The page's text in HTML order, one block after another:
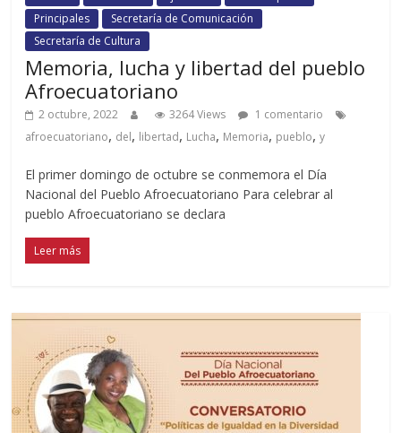
Principales
Secretaría de Comunicación
Secretaría de Cultura
Memoria, lucha y libertad del pueblo
Afroecuatoriano
2 octubre, 2022 3264 Views
1 comentario
afroecuatoriano, del, libertad, Lucha, Memoria, pueblo,y
El primer domingo de octubre se conmemora el Día
Nacional del Pueblo Afroecuatoriano Para celebrar al
pueblo Afroecuatoriano se declara
Leer más